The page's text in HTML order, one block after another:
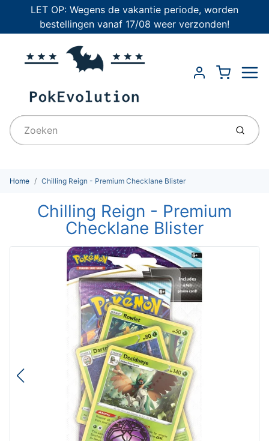
LET OP: Wegens de vakantie periode, worden
bestellingen vanaf 17/08 weer verzonden!
Account
Cart
Home Chilling Reign - Premium Checklane Blister
Chilling Reign - Premium
Checklane Blister